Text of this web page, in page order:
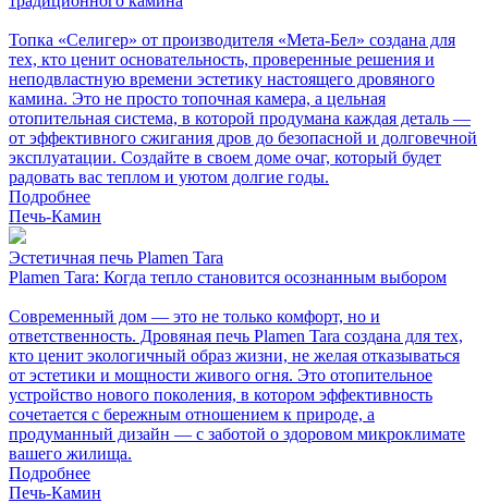
Топка «Селигер» от производителя «Мета-Бел» создана для
тех, кто ценит основательность, проверенные решения и
неподвластную времени эстетику настоящего дровяного
камина. Это не просто топочная камера, а цельная
отопительная система, в которой продумана каждая деталь —
от эффективного сжигания дров до безопасной и долговечной
эксплуатации. Создайте в своем доме очаг, который будет
радовать вас теплом и уютом долгие годы.
Подробнее
Печь-Камин
Эстетичная печь Plamen Tara
Plamen Tara: Когда тепло становится осознанным выбором
Современный дом — это не только комфорт, но и
ответственность. Дровяная печь Plamen Tara создана для тех,
кто ценит экологичный образ жизни, не желая отказываться
от эстетики и мощности живого огня. Это отопительное
устройство нового поколения, в котором эффективность
сочетается с бережным отношением к природе, а
продуманный дизайн — с заботой о здоровом микроклимате
вашего жилища.
Подробнее
Печь-Камин